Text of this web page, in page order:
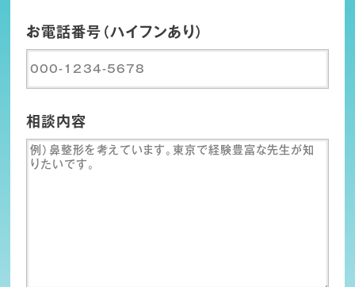
お電話番号（ハイフンあり）
相談内容